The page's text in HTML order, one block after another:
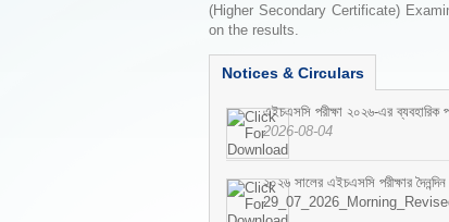
(Higher Secondary Certificate)
on the results.
Notices & Circulars
এইচএসসি পরীক্ষা ২০২৬-এর ব্যবহারিক
2026-08-04
২০২৬ সালের এইচএসসি পরীক্ষার দৈনন্দিন